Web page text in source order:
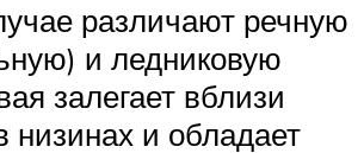
различают речную
и ледниковую
залегает вблизи
низинах и обладает